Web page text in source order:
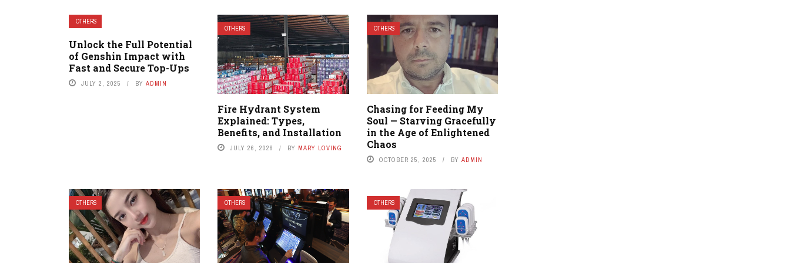
OTHERS
Unlock the Full Potential
of Genshin Impact with
Fast and Secure Top-Ups
JULY 2, 2025 BY ADMIN
OTHERS
Fire Hydrant System
Explained: Types,
Benefits, and Installation
JULY 26, 2026 BY MARY LOVING
OTHERS
Chasing for Feeding My
Soul — Starving Gracefully
in the Age of Enlightened
Chaos
OCTOBER 25, 2025 BY ADMIN
OTHERS OTHERS OTHERS